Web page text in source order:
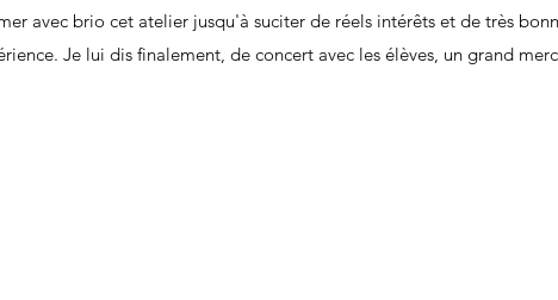
avec brio cet atelier jusqu'à suciter de réels intérêts et de très
Je lui dis finalement, de concert avec les élèves, un grand